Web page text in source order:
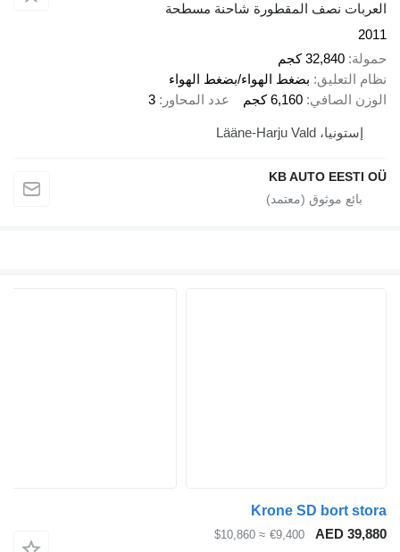
العربات نصف المقطورة شاحنة مسطحة
2011
حمولة 32,840 كجم
نظام التعليق بضغط الهواء/بضغط الهواء
الوزن الصافي 6,160 كجم عدد المحاور 3
إستونيا، Lääne-Harju Vald
KB AUTO EESTI OÜ
Krone SD bort stora
AED 39,880
€9,400
≈ $10,860